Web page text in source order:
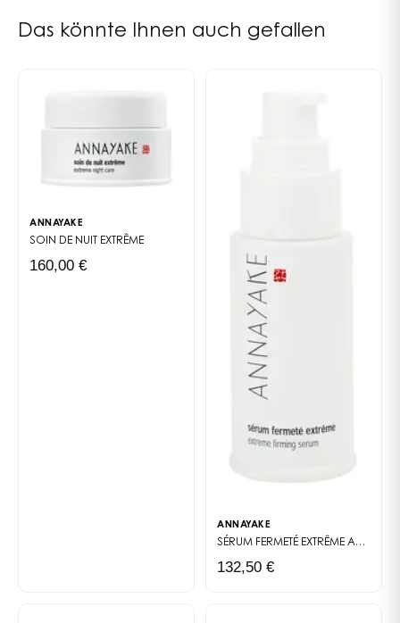
Das könnte Ihnen auch gefallen
ANNAYAKE
SOIN DE NUIT EXTRÊME
160,00 €
ANNAYAKE
SÉRUM FERMETÉ EXTRÊME ANTI-AGE EXTRÊME
132,50 €